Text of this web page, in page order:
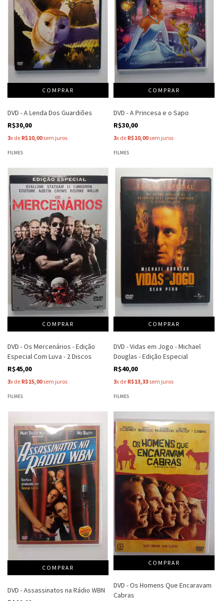
DVD - A Lenda Dos Guardiões
R$30,00
3x de R$10,00sem juros
FILMES
DVD - A Princesa e o Sapo
R$30,00
3x de R$10,00sem juros
FILMES
DVD - Os Mercenários - Edição
Especial Com Luva - 2 Discos
R$45,00
3x de R$15,00sem juros
FILMES
DVD - Vidas em Jogo - Michael
Douglas - Edição Especial
R$40,00
3x de R$13,33 sem juros
FILMES
DVD - Assassinatos na Rádio WBN
DVD - Os Homens Que Encaravam
Cabras